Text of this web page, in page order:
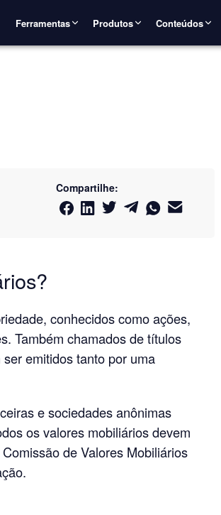
Ferramentas Produtos Conteúdos
Compartilhe:
conhecidos como ações,
Também chamados de títulos
emitidos tanto por uma
e sociedades anônimas
os valores mobiliários devem
de Valores Mobiliários